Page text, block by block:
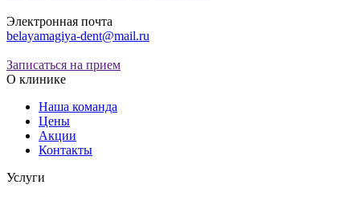
Электронная почта
belayamagiya-dent@mail.ru
Записаться на прием
О клинике
Наша команда
Цены
Акции
Контакты
Услуги